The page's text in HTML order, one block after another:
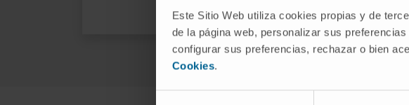
Este Sitio Web utiliza cookies propias y de
de la página web, personalizar sus
configurar sus preferencias, rechazar o bien
Cookies.